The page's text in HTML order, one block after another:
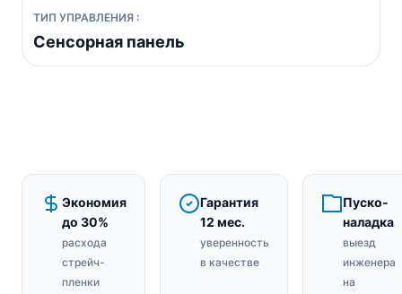
ТИП УПРАВЛЕНИЯ :
Сенсорная панель
Экономия
до 30%
расхода
стрейч-
пленки
Гарантия
12 мес.
уверенность
в качестве
Пуско-
наладка
выезд
инженера
на